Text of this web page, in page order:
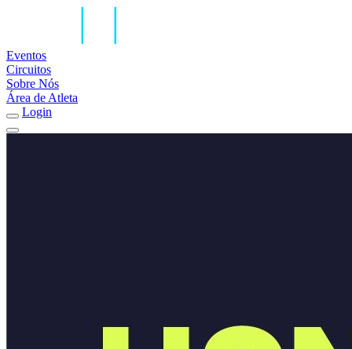
Eventos
Circuitos
Sobre Nós
Área de Atleta
Login